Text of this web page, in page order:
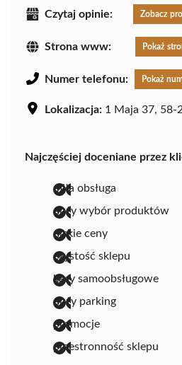
Czytaj opinie: Zobacz
Strona www: Pokaż
Numer telefonu: Pokaż
Lokalizacja: 1 Maja 37, 58-
Najczęściej doceniane przez
miła obsługa
duży wybór produktów
niskie ceny
czystość sklepu
kasy samoobsługowe
duży parking
promocje
przestronność sklepu